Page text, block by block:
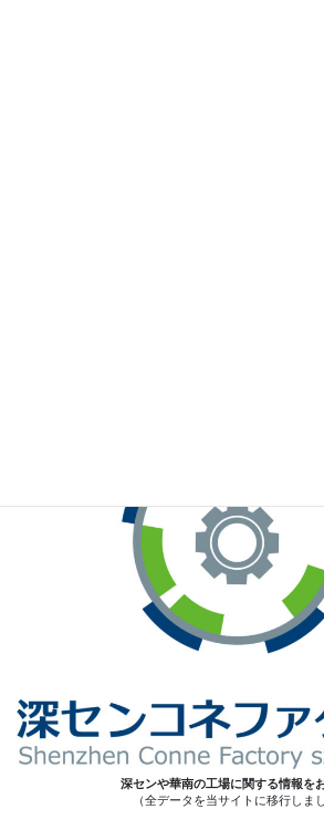
深センや華南の工場に関する情報を
（全データを当サイトに移行しま